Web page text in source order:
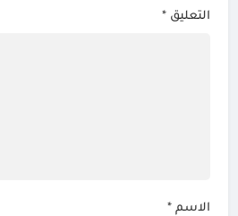
التعليق *
الاسم *